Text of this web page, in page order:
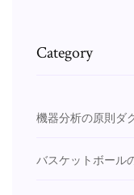
Category
機器分析の原則ダ
バスケットボール